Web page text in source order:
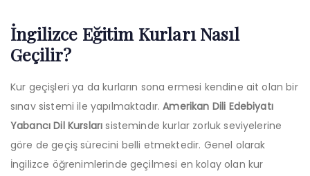
İngilizce Eğitim Kurları Nasıl
Geçilir?
Kur geçişleri ya da kurların sona ermesi kendine ait olan bir
sınav sistemi ile yapılmaktadır.Amerikan Dili Edebiyatı
Yabancı Dil Kurslarısisteminde kurlar zorluk seviyelerine
göre de geçiş sürecini belli etmektedir. Genel olarak
İngilizce öğrenimlerinde geçilmesi en kolay olan kur